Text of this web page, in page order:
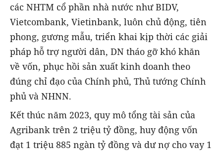
các NHTM cổ phần nhà nước như BIDV,
Vietcombank, Vietinbank, luôn chủ động, tiên
phong, gương mẫu, triển khai kịp thời các giải
pháp hỗ trợ người dân, DN tháo gỡ khó khăn
về vốn, phục hồi sản xuất kinh doanh theo
đúng chỉ đạo của Chính phủ, Thủ tướng Chính
phủ và NHNN.
Kết thúc năm 2023, quy mô tổng tài sản của
Agribank trên 2 triệu tỷ đồng, huy động vốn
đạt 1 triệu 885 ngàn tỷ đồng và dư nợ cho vay 1